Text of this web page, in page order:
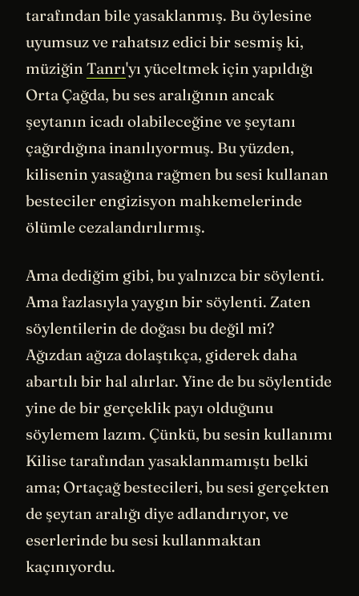
tarafından bile yasaklanmış. Bu öylesine
uyumsuz ve rahatsız edici bir sesmiş ki,
müziğin Tanrı'yı yüceltmek için yapıldığı
Orta Çağda, bu ses aralığının ancak
şeytanın icadı olabileceğine ve şeytanı
çağırdığına inanılıyormuş. Bu yüzden,
kilisenin yasağına rağmen bu sesi kullanan
besteciler engizisyon mahkemelerinde
ölümle cezalandırılırmış.
Ama dediğim gibi, bu yalnızca bir söylenti.
Ama fazlasıyla yaygın bir söylenti. Zaten
söylentilerin de doğası bu değil mi?
Ağızdan ağıza dolaştıkça, giderek daha
abartılı bir hal alırlar. Yine de bu söylentide
yine de bir gerçeklik payı olduğunu
söylemem lazım. Çünkü, bu sesin kullanımı
Kilise tarafından yasaklanmamıştı belki
ama; Ortaçağ bestecileri, bu sesi gerçekten
de şeytan aralığı diye adlandırıyor, ve
eserlerinde bu sesi kullanmaktan
kaçınıyordu.